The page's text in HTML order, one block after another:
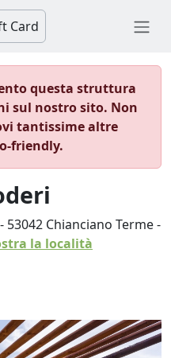
Card
questa struttura
sul nostro sito. Non
tantissime altre
friendly.
- 53042 Chianciano Terme-
la località